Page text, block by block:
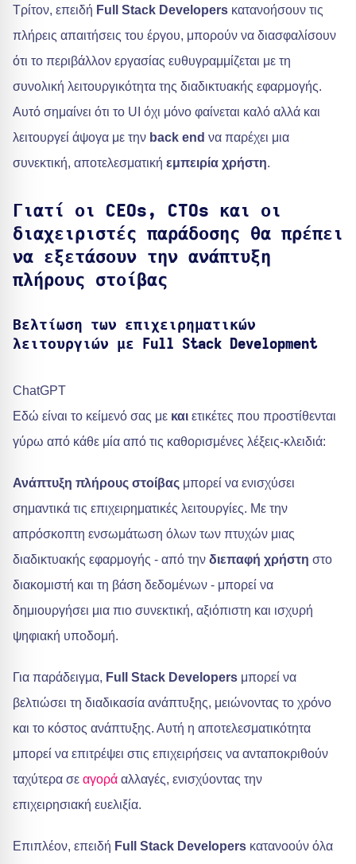
Τρίτον, επειδή Full Stack Developers κατανοήσουν τις
πλήρεις απαιτήσεις του έργου, μπορούν να διασφαλίσουν
ότι το περιβάλλον εργασίας ευθυγραμμίζεται με τη
συνολική λειτουργικότητα της διαδικτυακής εφαρμογής.
Αυτό σημαίνει ότι το UI όχι μόνο φαίνεται καλό αλλά και
λειτουργεί άψογα με την back end να παρέχει μια
συνεκτική, αποτελεσματική εμπειρία χρήστη.
Γιατί οι CEOs, CTOs και οι
διαχειριστές παράδοσης θα πρέπει
να εξετάσουν την ανάπτυξη
πλήρους στοίβας
Βελτίωση των επιχειρηματικών
λειτουργιών με Full Stack Development
ChatGPT
Εδώ είναι το κείμενό σας με και ετικέτες που προστίθενται
γύρω από κάθε μία από τις καθορισμένες λέξεις-κλειδιά:
Ανάπτυξη πλήρους στοίβας μπορεί να ενισχύσει
σημαντικά τις επιχειρηματικές λειτουργίες. Με την
απρόσκοπτη ενσωμάτωση όλων των πτυχών μιας
διαδικτυακής εφαρμογής - από την διεπαφή χρήστη στο
διακομιστή και τη βάση δεδομένων - μπορεί να
δημιουργήσει μια πιο συνεκτική, αξιόπιστη και ισχυρή
ψηφιακή υποδομή.
Για παράδειγμα, Full Stack Developers μπορεί να
βελτιώσει τη διαδικασία ανάπτυξης, μειώνοντας το χρόνο
και το κόστος ανάπτυξης. Αυτή η αποτελεσματικότητα
μπορεί να επιτρέψει στις επιχειρήσεις να ανταποκριθούν
ταχύτερα σε αγορά αλλαγές, ενισχύοντας την
επιχειρησιακή ευελιξία.
Επιπλέον, επειδή Full Stack Developers κατανοούν όλα